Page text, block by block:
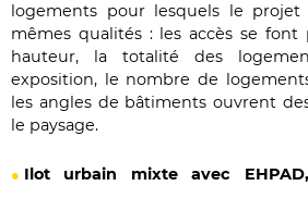
logements pour lesquels le projet
mêmes qualités : les accès se
hauteur, la totalité des
exposition, le nombre de
les angles de bâtiments ouvrent
le paysage.
Ilot urbain mixte avec